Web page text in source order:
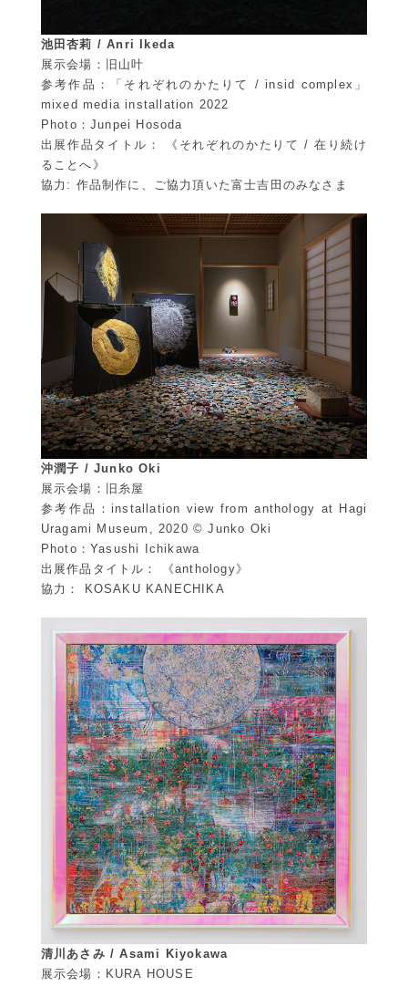
池田杏莉 /Anri Ikeda
展示会場：旧山叶
参考作品：「それぞれのかたりて / insid complex」
mixed media installation 2022
Photo：Junpei Hosoda
出展作品タイトル： 《それぞれのかたりて / 在り続け
ることへ》
協力: 作品制作に、ご協力頂いた富士吉田のみなさま
沖潤子 / Junko Oki
展示会場：旧糸屋
参考作品：installation view from anthology at Hagi
Uragami Museum, 2020 ©︎ Junko Oki
Photo：Yasushi Ichikawa
出展作品タイトル： 《anthology》
協力： KOSAKU KANECHIKA
清川あさみ / Asami Kiyokawa
展示会場：KURA HOUSE